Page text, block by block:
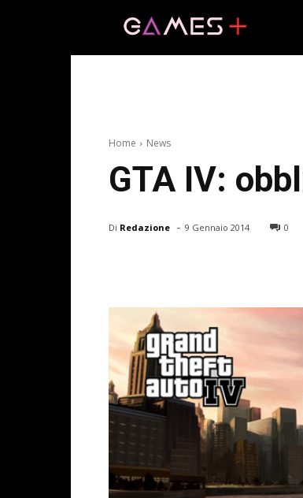
Home News
GTA IV:
Di Redazione - 9 Gennaio 2014 0